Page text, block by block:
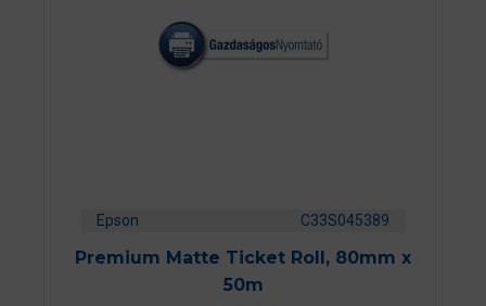
Epson C33S045389
Premium Matte Ticket Roll, 80mm x
50m